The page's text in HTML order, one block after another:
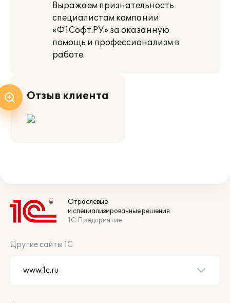
Выражаем признательность
специалистам компании
«Ф1Софт.РУ» за оказанную
помощь и профессионализм в
работе.
Отзыв клиента
Отраслевые
и специализированные решения
1С:Предприятие
Другие сайты 1С